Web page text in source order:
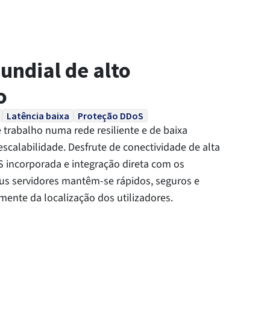
de alto
Latência baixa Proteção DDoS
trabalho numa rede resiliente e de baixa
Desfrute de conectividade de alta
incorporada e integração direta com os
servidores mantêm-se rápidos, seguros e
da localização dos utilizadores.